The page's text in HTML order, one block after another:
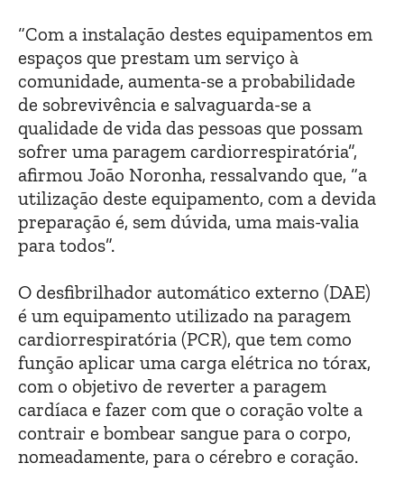
“Com a instalação destes equipamentos em
espaços que prestam um serviço à
comunidade, aumenta-se a probabilidade
de sobrevivência e salvaguarda-se a
qualidade de vida das pessoas que possam
sofrer uma paragem cardiorrespiratória”,
afirmou João Noronha, ressalvando que, “a
utilização deste equipamento, com a devida
preparação é, sem dúvida, uma mais-valia
para todos”.
O desfibrilhador automático externo (DAE)
é um equipamento utilizado na paragem
cardiorrespiratória (PCR), que tem como
função aplicar uma carga elétrica no tórax,
com o objetivo de reverter a paragem
cardíaca e fazer com que o coração volte a
contrair e bombear sangue para o corpo,
nomeadamente, para o cérebro e coração.